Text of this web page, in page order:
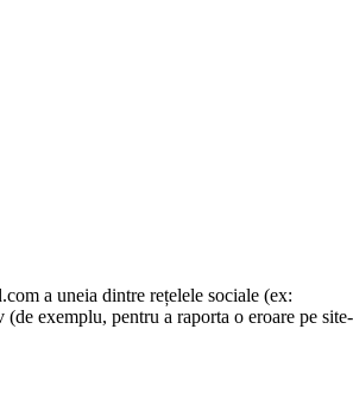
a uneia dintre rețelele sociale (ex:
exemplu, pentru a raporta o eroare pe site-